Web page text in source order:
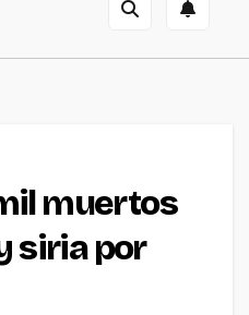
muertos
siria por